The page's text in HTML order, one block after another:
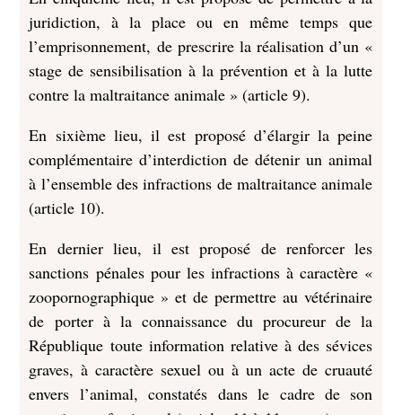
juridiction, à la place ou en même temps que
l’emprisonnement, de prescrire la réalisation d’un «
stage de sensibilisation à la prévention et à la lutte
contre la maltraitance animale » (article 9).
En sixième lieu, il est proposé d’élargir la peine
complémentaire d’interdiction de détenir un animal
à l’ensemble des infractions de maltraitance animale
(article 10).
En dernier lieu, il est proposé de renforcer les
sanctions pénales pour les infractions à caractère «
zoopornographique » et de permettre au vétérinaire
de porter à la connaissance du procureur de la
République toute information relative à des sévices
graves, à caractère sexuel ou à un acte de cruauté
envers l’animal, constatés dans le cadre de son